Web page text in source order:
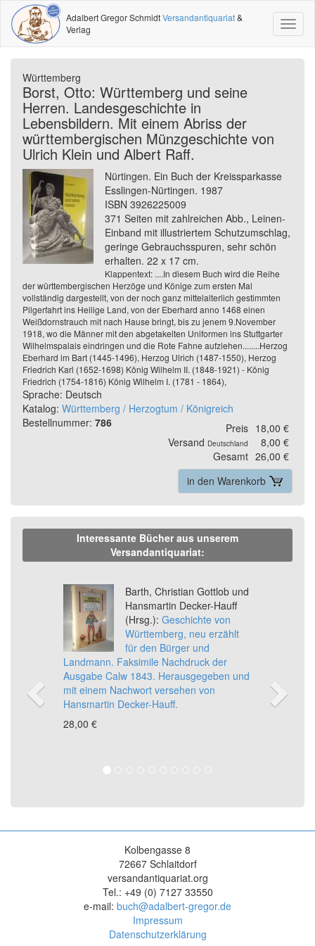
Adalbert Gregor SchmidtVersandantiquariat&
Verlag
Württemberg
Borst, Otto: Württemberg und seine
Herren. Landesgeschichte in
Lebensbildern. Mit einem Abriss der
württembergischen Münzgeschichte von
Ulrich Klein und Albert Raff.
Nürtingen. Ein Buch der Kreissparkasse
Esslingen-Nürtingen. 1987
ISBN 3926225009
371 Seiten mit zahlreichen Abb., Leinen-
Einband mit illustriertem Schutzumschlag,
geringe Gebrauchsspuren, sehr schön
erhalten. 22 x 17 cm.
Klappentext: ....In diesem Buch wird die Reihe
der württembergischen Herzöge und Könige zum ersten Mal
vollständig dargestellt, von der noch ganz mittelalterlich gestimmten
Pilgerfahrt ins Heilige Land, von der Eberhard anno 1468 einen
Weißdornstrauch mit nach Hause bringt, bis zu jenem 9.November
1918, wo die Männer mit den abgetakelten Uniformen ins Stuttgarter
Wilhelmspalais eindringen und die Rote Fahne aufziehen........Herzog
Eberhard im Bart (1445-1496), Herzog Ulrich (1487-1550), Herzog
Friedrich Karl (1652-1698) König Wilhelm II. (1848-1921) - König
Friedrich (1754-1816) König Wilhelm I. (1781 - 1864),
Sprache: Deutsch
Katalog: Württemberg / Herzogtum / Königreich
Bestellnummer: 786 Preis 18,00 €
Versand Deutschland
8,00 €
Gesamt 26,00 €
in den Warenkorb
Interessante Bücher aus unserem
Versandantiquariat:
Barth, Christian Gottlob und
Hansmartin Decker-Hauff
(Hrsg.): Geschichte von
Württemberg, neu erzählt
für den Bürger und
Landmann. Faksimile Nachdruck der
Ausgabe Calw 1843. Herausgegeben und
mit einem Nachwort versehen von
Hansmartin Decker-Hauff.
28,00 €
Previous
Kolbengasse 8
72667 Schlaitdorf
versandantiquariat.org
Tel.: +49 (0) 7127 33550
e-mail: buch@adalbert-gregor.de
Impressum
Datenschutzerklärung